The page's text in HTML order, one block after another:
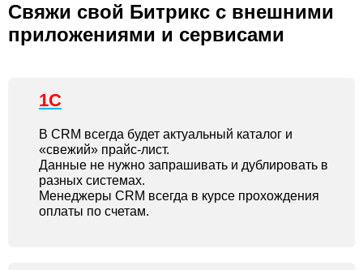
Свяжи свой Битрикс с внешними
приложениями и сервисами
1С
В CRM всегда будет актуальный каталог и
«свежий» прайс-лист.
Данные не нужно запрашивать и дублировать в
разных системах.
Менеджеры CRM всегда в курсе прохождения
оплаты по счетам.